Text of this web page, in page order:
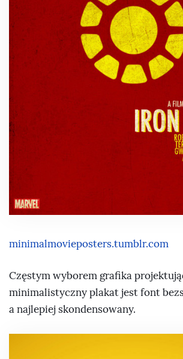
minimalmovieposters.tumblr.com
Częstym wyborem grafika
minimalistyczny plakat jest font
a najlepiej skondensowany.